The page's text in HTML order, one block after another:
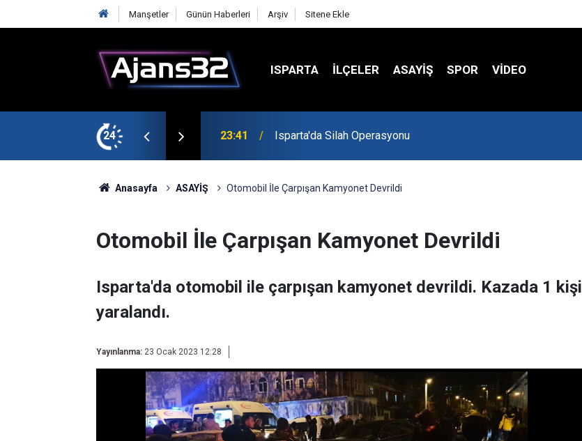
Manşetler Günün Haberleri Arşiv Sitene Ekle
ISPARTA İLÇELER ASAYİŞ SPOR VIDEO
24 23:21 6 Mart Spor Salonu Yeniden Yükseliyor
Anasayfa ASAYİŞ Otomobil İle Çarpışan Kamyonet Devrildi
Otomobil İle Çarpışan Kamyonet Devrildi
Isparta'da otomobil ile çarpışan kamyonet devrildi. Kazada 1 kişi
yaralandı.
Yayınlanma: 23 Ocak 2023 12:28